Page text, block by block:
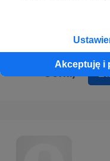
Akceptuję i